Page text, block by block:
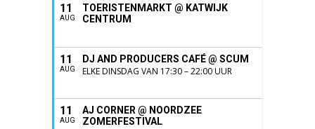
11
AUG
TOERISTENMARKT @ KATWIJK
CENTRUM
11
AUG
DJ AND PRODUCERS CAFÉ @ SCUM
ELKE DINSDAG VAN 17:30 – 22:00 UUR
11
AUG
AJ CORNER @ NOORDZEE
ZOMERFESTIVAL